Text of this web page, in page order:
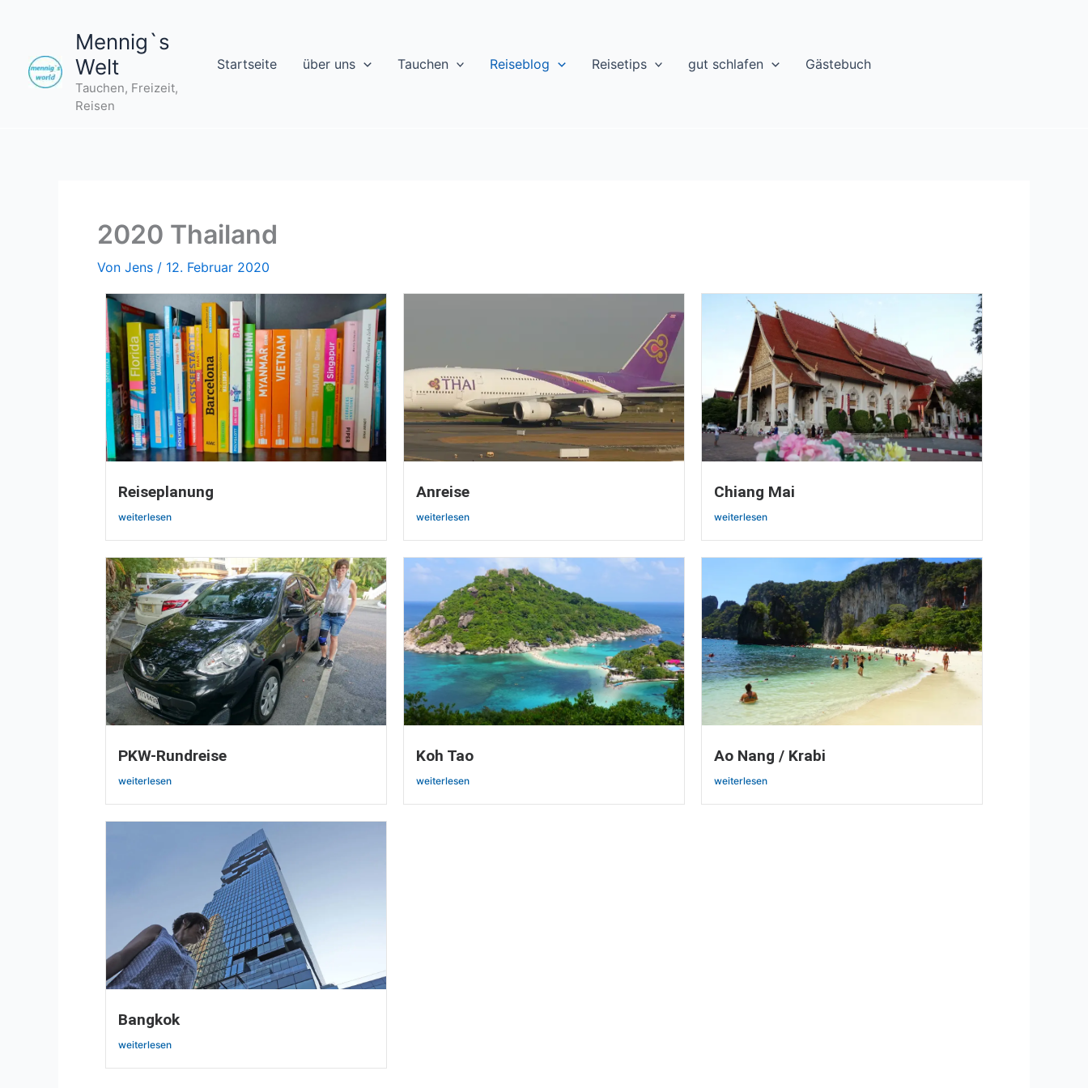
springen
Mennig`s
Welt
Tauchen, Freizeit,
Reisen
Startseite über uns Tauchen Reiseblog Reisetips gut schlafen Gästebuch
2020 Thailand
Von Jens / 12. Februar 2020
Reiseplanung
weiterlesen
Anreise
weiterlesen
Chiang Mai
weiterlesen
PKW-Rundreise
weiterlesen
Koh Tao
weiterlesen
Ao Nang / Krabi
weiterlesen
Bangkok
weiterlesen